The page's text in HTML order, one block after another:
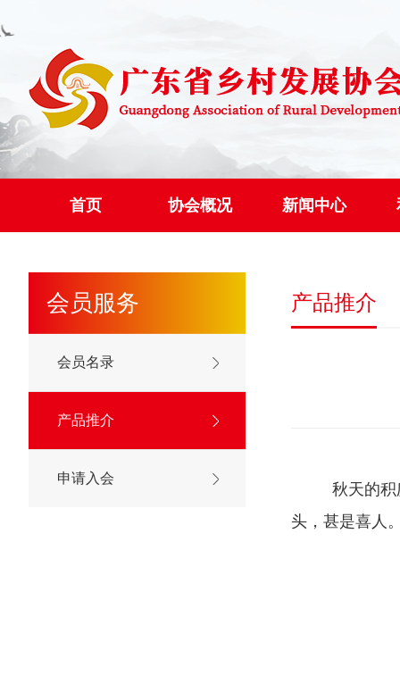
首页 协会概况 新闻中心
会员服务
会员名录
产品推介
申请入会
产品推介
秋天的
头，甚是喜人